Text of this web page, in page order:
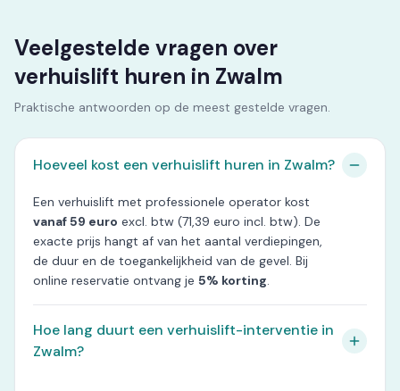
Veelgestelde vragen over
verhuislift huren in Zwalm
Praktische antwoorden op de meest gestelde vragen.
Hoeveel kost een verhuislift huren in Zwalm?
Een verhuislift met professionele operator kost
vanaf 59 euro excl. btw (71,39 euro incl. btw). De
exacte prijs hangt af van het aantal verdiepingen,
de duur en de toegankelijkheid van de gevel. Bij
online reservatie ontvang je 5% korting.
Hoe lang duurt een verhuislift-interventie in
Zwalm?